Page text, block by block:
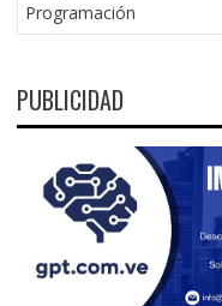
Programación
PUBLICIDAD